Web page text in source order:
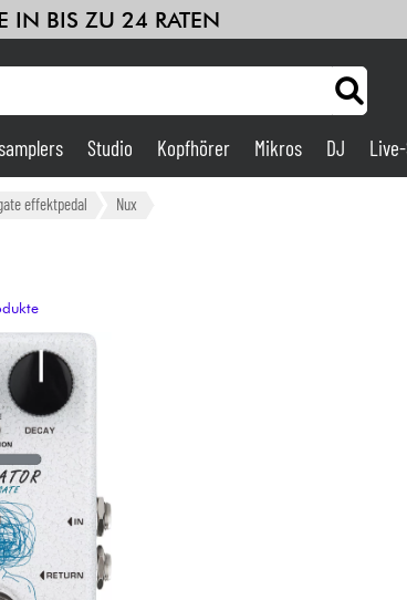
IN BIS ZU 24 RATEN
Verstärker & Effekte
Drums
Kinder
Bundle
Sehen Sie sich unsere Marken an
Studio Kopfhörer Mikros DJ
effektpedal Nux